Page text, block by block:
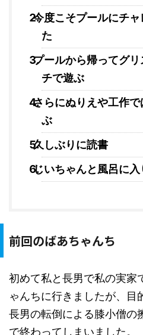
今度こそプールにチ
た
プールから帰ってグリ
チで遊ぶ
さらにぬりえや工作
ぶ
久しぶりに読書
じいちゃんと風呂に入
前回のばあちゃんち
初めて私と長男で私の実家
ゃんちに行きましたが、目
長男の転倒による膝小僧の
で終わってしまいました。